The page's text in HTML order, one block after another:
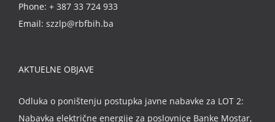
Phone: + 387 33 724 933
Email: szzlp@rbfbih.ba
AKTUELNE OBJAVE
Odluka o poništenju postupka javne nabavke za LOT 2:
Nabavka električne energije za poslovnice Banke Mostar,